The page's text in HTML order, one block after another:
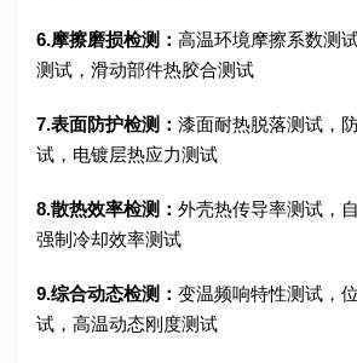
6.摩擦磨损检测： 高温环境摩擦系数测
测试，滑动部件热胶合测试
7.表面防护检测： 漆面耐热脱落测试，
试，电镀层热应力测试
8.散热效率检测： 外壳热传导率测试，
强制冷却效率测试
9.综合动态检测： 变温频响特性测试，
试，高温动态刚度测试